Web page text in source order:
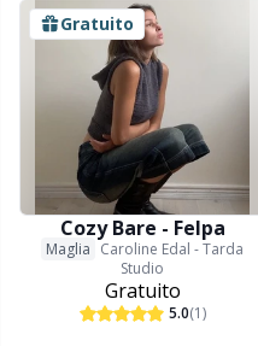
Gratuito
Cozy Bare - Felpa
Maglia Caroline Edal - Tarda
Studio
Gratuito
5.0(1)